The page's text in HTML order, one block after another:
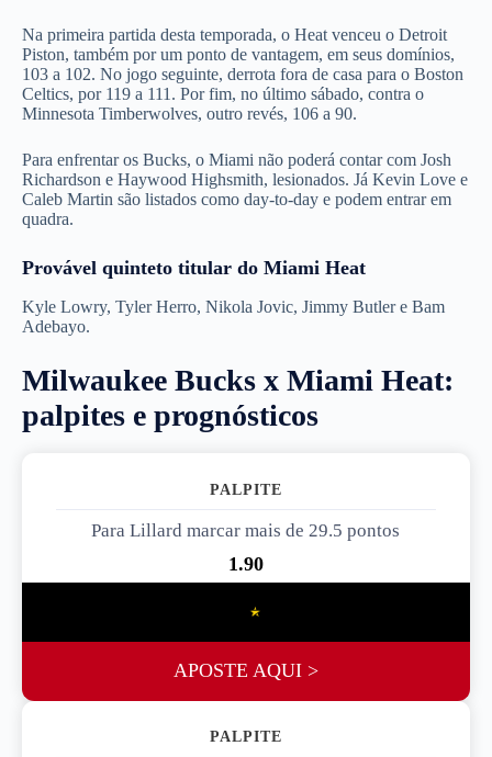
Na primeira partida desta temporada, o Heat venceu o Detroit
Piston, também por um ponto de vantagem, em seus domínios,
103 a 102. No jogo seguinte, derrota fora de casa para o Boston
Celtics, por 119 a 111. Por fim, no último sábado, contra o
Minnesota Timberwolves, outro revés, 106 a 90.
Para enfrentar os Bucks, o Miami não poderá contar com Josh
Richardson e Haywood Highsmith, lesionados. Já Kevin Love e
Caleb Martin são listados como day-to-day e podem entrar em
quadra.
Provável quinteto titular do Miami Heat
Kyle Lowry, Tyler Herro, Nikola Jovic, Jimmy Butler e Bam
Adebayo.
Milwaukee Bucks x Miami Heat:
palpites e prognósticos
Para Lillard marcar mais de 29.5 pontos
1.90
APOSTE AQUI >